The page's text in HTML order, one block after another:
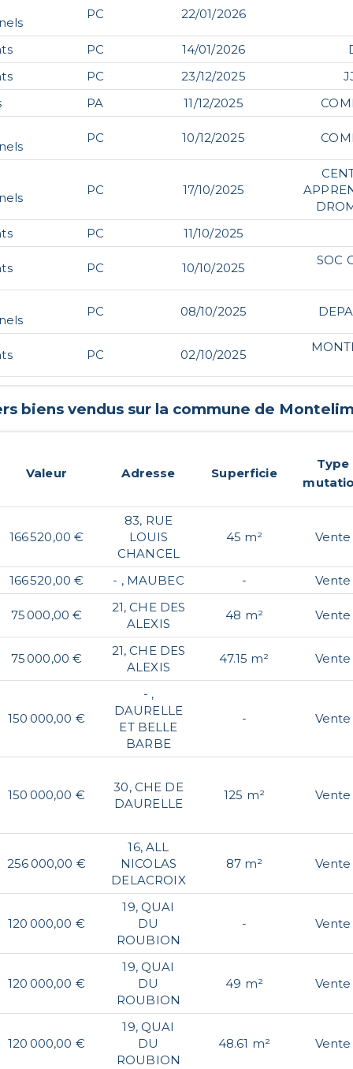
PC 22/01/2026
PC 14/01/2026
PC 23/12/2025
PA 11/12/2025
PC 10/12/2025
PC 17/10/2025
PC 11/10/2025
PC 10/10/2025
SOC
PC 08/10/2025
PC 02/10/2025
biens vendus sur la commune de
Valeur Adresse Superficie
Type
166 520,00 €
83, RUE
LOUIS
CHANCEL
45 m² Vente
166 520,00 € - , MAUBEC - Vente
75 000,00 €
21, CHE DES
ALEXIS
48 m² Vente
75 000,00 €
21, CHE DES
ALEXIS
47.15 m² Vente
150 000,00 €
- ,
DAURELLE
ET BELLE
BARBE
- Vente
150 000,00 €
30, CHE DE
DAURELLE
125 m² Vente
256 000,00 €
16, ALL
NICOLAS
DELACROIX
87 m² Vente
120 000,00 €
19, QUAI
DU
ROUBION
- Vente
120 000,00 €
19, QUAI
DU
ROUBION
49 m² Vente
120 000,00 €
19, QUAI
DU
ROUBION
48.61 m² Vente